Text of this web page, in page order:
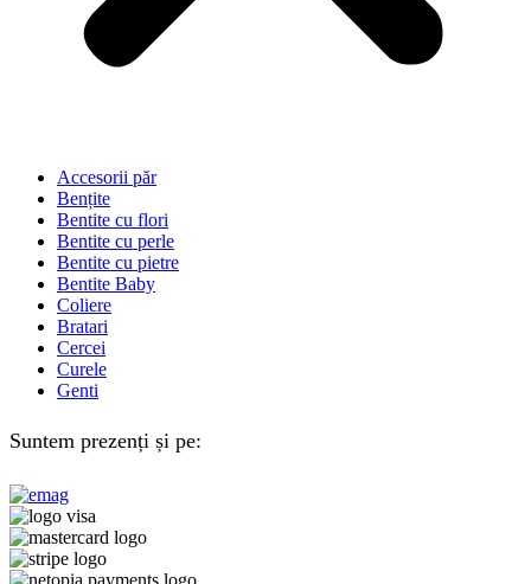
Accesorii păr
Bențite
Bentite cu flori
Bentite cu perle
Bentite cu pietre
Bentite Baby
Coliere
Bratari
Cercei
Curele
Genti
Suntem prezenți și pe: